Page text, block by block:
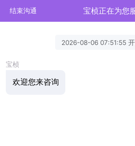
结束沟通 宝桢正在为您
2026-08-06 07:51:55
宝桢
欢迎您来咨询